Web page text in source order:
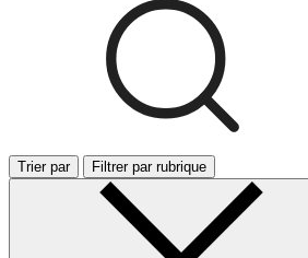
Trier par Filtrer par rubrique